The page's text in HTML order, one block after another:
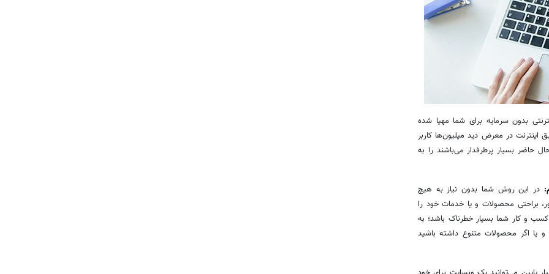
بدون سرمایه برای شما مهیا شده
در معرض دید میلیون‌ها کاربر
بسیار پرطرفدار می‌باشند را به
در این روش شما بدون نیاز به هیچ
، براحتی محصولات و یا خدمات خود را
و کار شما بسیار خطرناک باشد؛ به
یا اگر محصولات متنوع داشته باشید